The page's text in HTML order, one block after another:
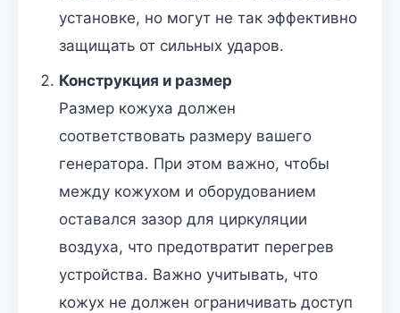
установке, но могут не так эффективно
защищать от сильных ударов.
Конструкция и размер
Размер кожуха должен
соответствовать размеру вашего
генератора. При этом важно, чтобы
между кожухом и оборудованием
оставался зазор для циркуляции
воздуха, что предотвратит перегрев
устройства. Важно учитывать, что
кожух не должен ограничивать доступ